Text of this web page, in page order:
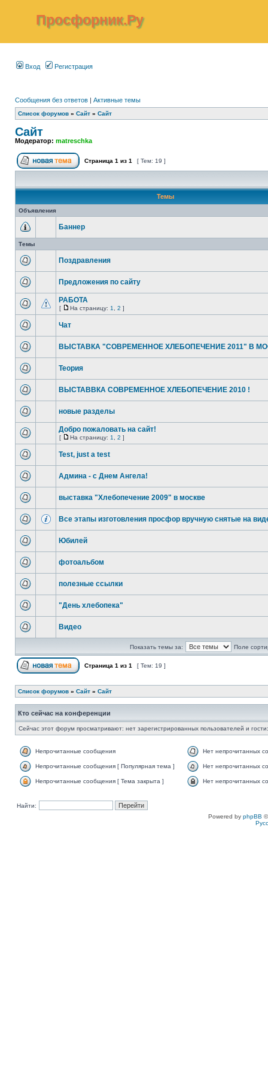
Просфорник.Ру
Вход Регистрация
Сообщения без ответов | Активные темы
Список форумов » Сайт » Сайт
Сайт
Модератор: matreschka
Страница 1 из 1 [ Тем: 19 ]
Темы
Объявления
Баннер
Темы
Поздравления
Предложения по сайту
РАБОТА
[ На страницу: 1 2 ]
Чат
ВЫСТАВКА "СОВРЕМЕННОЕ ХЛЕБОПЕЧЕНИЕ 2011" В
Теория
ВЫСТАВВКА СОВРЕМЕННОЕ ХЛЕБОПЕЧЕНИЕ 2010 !
новые разделы
Добро пожаловать на сайт!
[ На страницу: 1 2 ]
Test, just a test
Админа - с Днем Ангела!
выставка "Хлебопечение 2009" в москве
Все этапы изготовления просфор вручную снятые на
Юбилей
фотоальбом
полезные ссылки
"День хлебопека"
Видео
Показать темы за: Поле
Страница 1 из 1 [ Тем: 19 ]
Список форумов » Сайт » Сайт
Кто сейчас на конференции
Сейчас этот форум просматривают: нет зарегистрированных пользователей и
Непрочитанные сообщения Нет непрочитанных
Непрочитанные сообщения [ Популярная тема ] Нет непрочитанных
Непрочитанные сообщения [ Тема закрыта ] Нет непрочитанных
Найти:
Powered by phpBB